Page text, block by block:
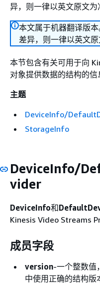
异，则一律以英文原文为
本文属于机器翻译版
差异，则一律以英文原
本节包含有关可用于向
对象提供数据的结构的信
主题
DeviceInfo/
StorageInfo
DeviceInfo/
vider
DeviceInfo和
Kinesis Video Streams
成员字段
version-一个整数值
中使用正确的结构版